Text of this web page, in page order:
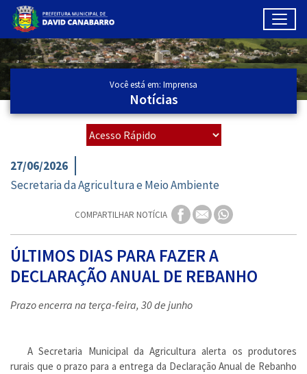
Ir para conteúdo principal
Conteúdo Principal
Você está em: Imprensa
Notícias
27/06/2026
Secretaria da Agricultura e Meio Ambiente
COMPARTILHAR NOTÍCIA
ÚLTIMOS DIAS PARA FAZER A
DECLARAÇÃO ANUAL DE REBANHO
Prazo encerra na terça-feira, 30 de junho
A Secretaria Municipal da Agricultura alerta os produtores
rurais que o prazo para a entrega da Declaração Anual de Rebanho